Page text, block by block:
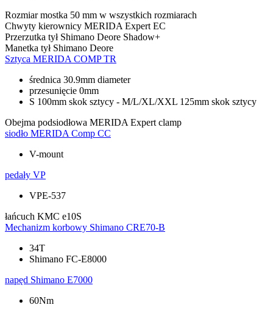
Rozmiar mostka 50 mm w wszystkich rozmiarach
Chwyty kierownicy MERIDA Expert EC
Przerzutka tył Shimano Deore Shadow+
Manetka tył Shimano Deore
Sztyca MERIDA COMP TR
średnica 30.9mm diameter
przesunięcie 0mm
S 100mm skok sztycy - M/L/XL/XXL 125mm skok sztycy
Obejma podsiodłowa MERIDA Expert clamp
siodło MERIDA Comp CC
V-mount
pedały VP
VPE-537
łańcuch KMC e10S
Mechanizm korbowy Shimano CRE70-B
34T
Shimano FC-E8000
napęd Shimano E7000
60Nm